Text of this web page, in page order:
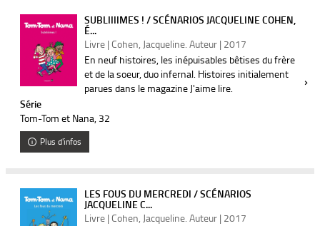
SUBLIIIIMES ! / SCÉNARIOS JACQUELINE COHEN,
É...
Livre | Cohen, Jacqueline. Auteur | 2017
En neuf histoires, les inépuisables bêtises du frère
et de la soeur, duo infernal. Histoires initialement
parues dans le magazine J'aime lire.
Série
Tom-Tom et Nana, 32
Plus d'infos
LES FOUS DU MERCREDI / SCÉNARIOS
JACQUELINE C...
Livre | Cohen, Jacqueline. Auteur | 2017